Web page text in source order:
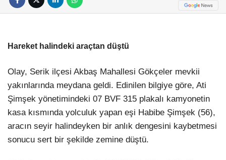
Hareket halindeki araçtan düştü
Olay, Serik ilçesi Akbaş Mahallesi Gökçeler mevkii
yakınlarında meydana geldi. Edinilen bilgiye göre, Ati
Şimşek yönetimindeki 07 BVF 315 plakalı kamyonetin
kasa kısmında yolculuk yapan eşi Habibe Şimşek (56),
aracın seyir halindeyken bir anlık dengesini kaybetmesi
sonucu sert bir şekilde zemine düştü.